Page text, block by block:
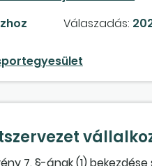
képzés nyújtása
sor kerül, hogy egy-
jogcím szerepel. Ezt a
áfamentesen van
Válaszadás:
7. §-ának (1)